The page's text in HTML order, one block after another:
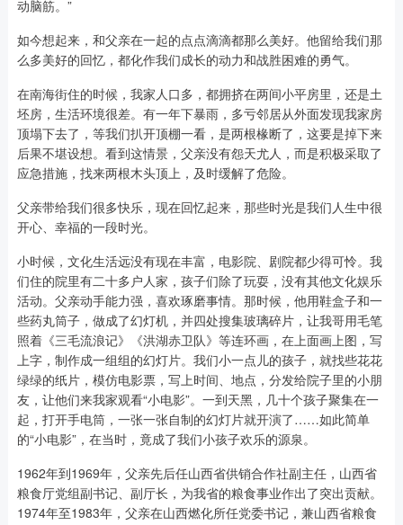
动脑筋。”
如今想起来，和父亲在一起的点点滴滴都那么美好。他留给我们那
么多美好的回忆，都化作我们成长的动力和战胜困难的勇气。
在南海街住的时候，我家人口多，都拥挤在两间小平房里，还是土
坯房，生活环境很差。有一年下暴雨，多亏邻居从外面发现我家房
顶塌下去了，等我们扒开顶棚一看，是两根椽断了，这要是掉下来
后果不堪设想。看到这情景，父亲没有怨天尤人，而是积极采取了
应急措施，找来两根木头顶上，及时缓解了危险。
父亲带给我们很多快乐，现在回忆起来，那些时光是我们人生中很
开心、幸福的一段时光。
小时候，文化生活远没有现在丰富，电影院、剧院都少得可怜。我
们住的院里有二十多户人家，孩子们除了玩耍，没有其他文化娱乐
活动。父亲动手能力强，喜欢琢磨事情。那时候，他用鞋盒子和一
些药丸筒子，做成了幻灯机，并四处搜集玻璃碎片，让我哥用毛笔
照着《三毛流浪记》《洪湖赤卫队》等连环画，在上面画上图，写
上字，制作成一组组的幻灯片。我们小一点儿的孩子，就找些花花
绿绿的纸片，模仿电影票，写上时间、地点，分发给院子里的小朋
友，让他们来我家观看“小电影”。一到天黑，几十个孩子聚集在一
起，打开手电筒，一张一张自制的幻灯片就开演了……如此简单
的“小电影”，在当时，竟成了我们小孩子欢乐的源泉。
1962年到1969年，父亲先后任山西省供销合作社副主任，山西省
粮食厅党组副书记、副厅长，为我省的粮食事业作出了突出贡献。
1974年至1983年，父亲在山西燃化所任党委书记，兼山西省粮食